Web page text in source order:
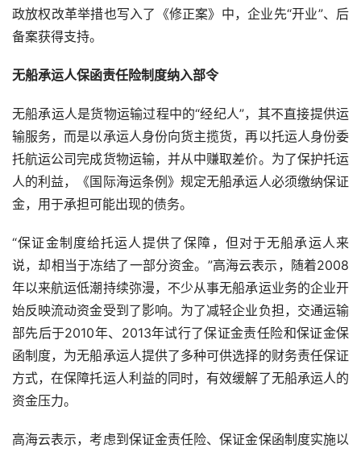
政放权改革举措也写入了《修正案》中，企业先“开业”、后
备案获得支持。
无船承运人保函责任险制度纳入部令
无船承运人是货物运输过程中的“经纪人”，其不直接提供运
输服务，而是以承运人身份向货主揽货，再以托运人身份委
托航运公司完成货物运输，并从中赚取差价。为了保护托运
人的利益，《国际海运条例》规定无船承运人必须缴纳保证
金，用于承担可能出现的债务。
“保证金制度给托运人提供了保障，但对于无船承运人来
说，却相当于冻结了一部分资金。”高海云表示，随着2008
年以来航运低潮持续弥漫，不少从事无船承运业务的企业开
始反映流动资金受到了影响。为了减轻企业负担，交通运输
部先后于2010年、 2013年试行了保证金责任险和保证金保
函制度，为无船承运人提供了多种可供选择的财务责任保证
方式，在保障托运人利益的同时，有效缓解了无船承运人的
资金压力。
高海云表示，考虑到保证金责任险、保证金保函制度实施以